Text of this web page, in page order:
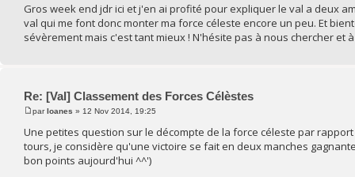
Gros week end jdr ici et j'en ai profité pour expliquer le val a deux
val qui me font donc monter ma force céleste encore un peu. Et
sévèrement mais c'est tant mieux ! N'hésite pas à nous chercher et
Re: [Val] Classement des Forces Célèstes
parIoanes » 12 Nov 2014, 19:25
Une petites question sur le décompte de la force céleste par
tours, je considère qu'une victoire se fait en deux manches
bon points aujourd'hui ^^')